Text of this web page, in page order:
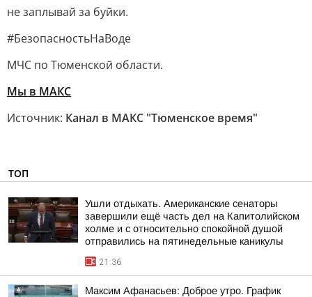
не заплывай за буйки.
#БезопасностьНаВоде
МЧС по Тюменской области.
Мы в MAКС
Источник: Канал в МАКС "Тюменское время"
ТОП
Ушли отдыхать. Американские сенаторы
завершили ещё часть дел на Капитолийском
холме и с относительно спокойной душой
отправились на пятинедельные каникулы
21:36
Максим Афанасьев: Доброе утро. График